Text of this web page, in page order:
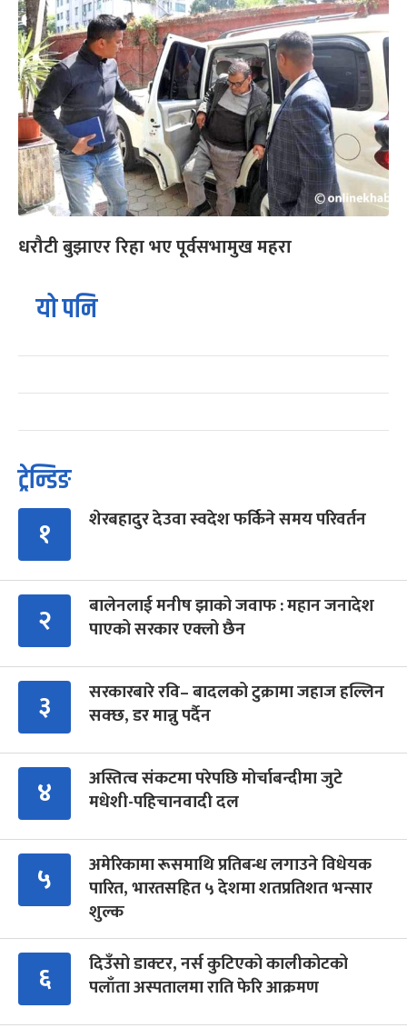
धरौटी बुझाएर रिहा भए पूर्वसभामुख महरा
यो पनि
ट्रेन्डिङ
१ शेरबहादुर देउवा स्वदेश फर्किने समय परिवर्तन
२
बालेनलाई मनीष झाको जवाफ : महान जनादेश
पाएको सरकार एक्लो छैन
३
सरकारबारे रवि– बादलको टुक्रामा जहाज हल्लिन
सक्छ, डर मान्नु पर्दैन
४
अस्तित्व संकटमा परेपछि मोर्चाबन्दीमा जुटे
मधेशी-पहिचानवादी दल
५
अमेरिकामा रूसमाथि प्रतिबन्ध लगाउने विधेयक
पारित, भारतसहित ५ देशमा शतप्रतिशत भन्सार
शुल्क
६
दिउँसो डाक्टर, नर्स कुटिएको कालीकोटको
पलाँता अस्पतालमा राति फेरि आक्रमण